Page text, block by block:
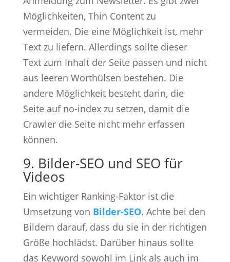
Möglichkeiten, Thin Content zu
vermeiden. Die eine Möglichkeit ist, mehr
Text zu liefern. Allerdings sollte dieser
Text zum Inhalt der Seite passen und nicht
aus leeren Worthülsen bestehen. Die
andere Möglichkeit besteht darin, die
Seite auf no-index zu setzen, damit die
Crawler die Seite nicht mehr erfassen
können.
9. Bilder-SEO und SEO für
Videos
Ein wichtiger Ranking-Faktor ist die
Umsetzung von Bilder-SEO. Achte bei den
Bildern darauf, dass du sie in der richtigen
Größe hochlädst. Darüber hinaus sollte
das Keyword sowohl im Link als auch im